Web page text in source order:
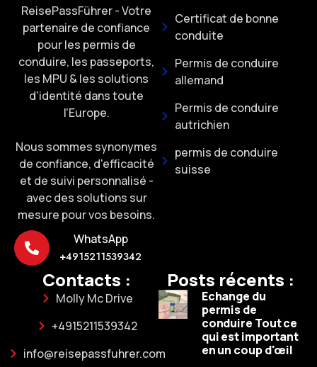
ReisePassFührer - Votre
partenaire de confiance
pour les permis de
conduire, les passeports,
les MPU & les solutions
d'identité dans toute
l'Europe.
Nous sommes synonymes
de confiance, d'efficacité
et de suivi personnalisé -
avec des solutions sur
mesure pour vos besoins.
WhatsApp
+4915211539342
Certificat de bonne
conduite
Permis de conduire
allemand
Permis de conduire
autrichien
permis de conduire
suisse
Contacts :
Molly Mc Drive
+4915211539342
info@reisepassfuhrer.com
Posts récents :
Echange du
permis de
conduire Tout ce
qui est important
en un coup d'œil